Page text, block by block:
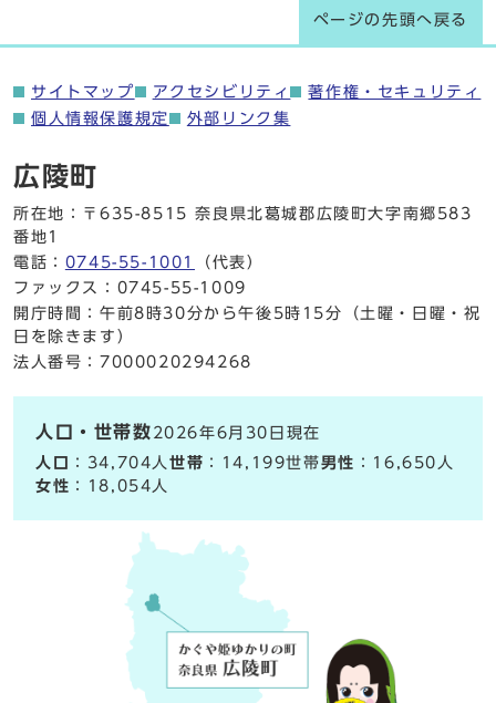
ページの先頭へ戻る
サイトマップ アクセシビリティ
著作権・セキュリティ
個人情報保護規定
外部リンク集
広陵町
所在地：〒635-8515 奈良県北葛城郡広陵町大字南郷583
番地1
電話： 0745-55-1001
（代表）
ファックス：0745-55-1009
開庁時間：午前8時30分から午後5時15分（土曜・日曜・祝
日を除きます）
法人番号：7000020294268
人口・世帯数 2026年6月30日現在
人口
：34,704人世帯 ：14,199世帯男性 ：16,650人
女性 ：18,054人